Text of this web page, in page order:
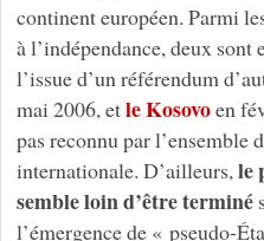
continent européen. Parmi
à l’indépendance, deux sont
l’issue d’un référendum
mai 2006, etle Kosovoen
pas reconnu par l’ensemble
internationale. D’ailleurs,le
semble loin d’être terminé
l’émergence de « pseudo-